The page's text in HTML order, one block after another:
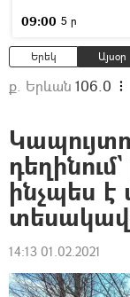
09:00 5 ր
Երեկ Այսօր
ք. Երևան 106.0
ինչպես
14:13 01.02.2021